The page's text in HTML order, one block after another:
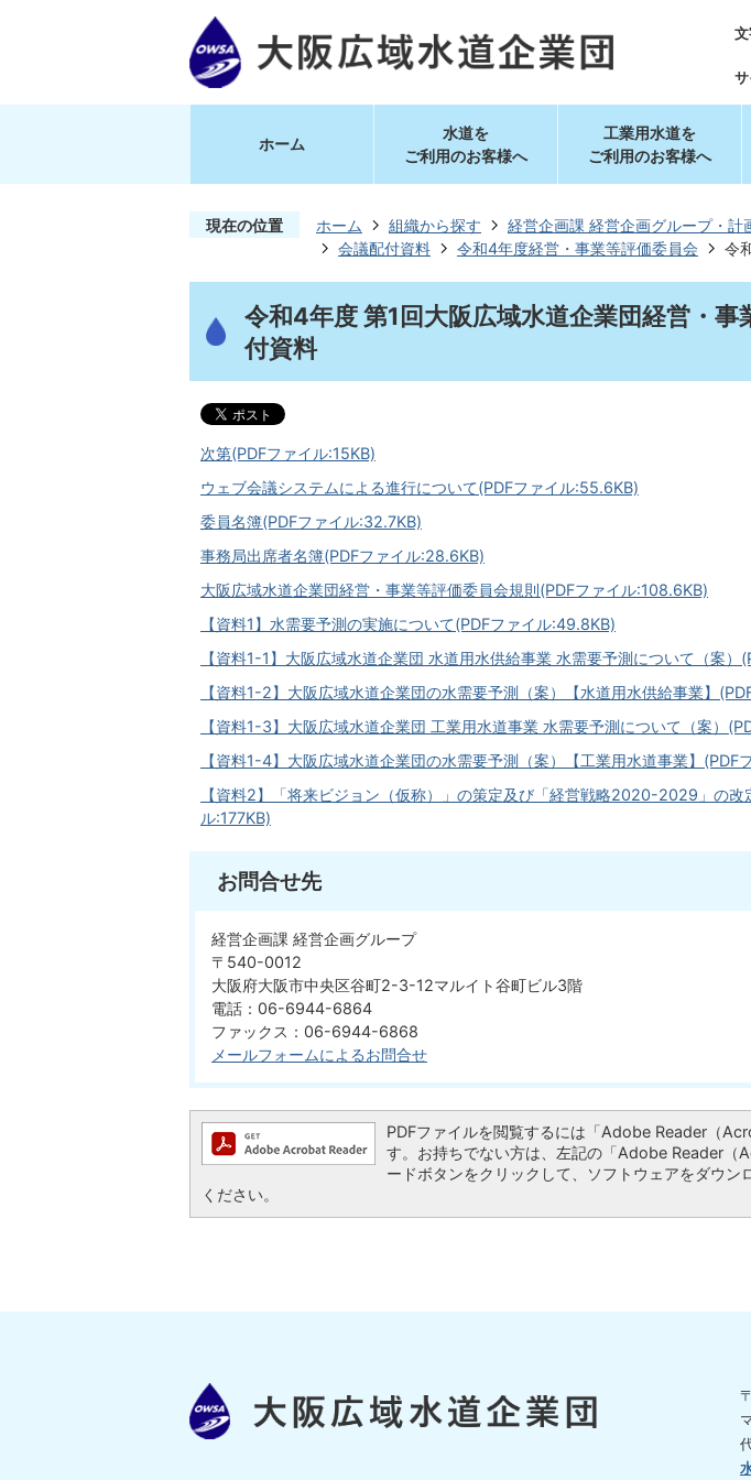
ホーム
水道を
ご利用のお客様へ
工業用水道を
ご利用のお客様へ
現在の位置 ホーム 組織から探す 経営企画課 経営企画グループ・計
会議配付資料
令和4年度経営・事業等評価委員会 令
令和4年度 第1回大阪広域水道企業団経営・事
付資料
次第(PDFファイル:15KB)
ウェブ会議システムによる進行について(PDFファイル:55.6KB)
委員名簿(PDFファイル:32.7KB)
事務局出席者名簿(PDFファイル:28.6KB)
大阪広域水道企業団経営・事業等評価委員会規則(PDFファイル:108.6KB)
【資料1】水需要予測の実施について(PDFファイル:49.8KB)
【資料1-1】大阪広域水道企業団 水道用水供給事業 水需要予測について（案）
【資料1-2】大阪広域水道企業団の水需要予測（案）【水道用水供給事業】
【資料1-3】大阪広域水道企業団 工業用水道事業 水需要予測について（案）
【資料1-4】大阪広域水道企業団の水需要予測（案）【工業用水道事業】(PDF
【資料2】「将来ビジョン（仮称）」の策定及び「経営戦略2020-2029」の改
ル:177KB)
お問合せ先
経営企画課 経営企画グループ
〒540-0012
大阪府大阪市中央区谷町2-3-12マルイト谷町ビル3階
電話：06-6944-6864
ファックス：06-6944-6868
メールフォームによるお問合せ
PDFファイルを閲覧するには「Adobe Reader（
す。お持ちでない方は、左記の「Adobe Reader（
ードボタンをクリックして、ソフトウェアをダウン
ください。